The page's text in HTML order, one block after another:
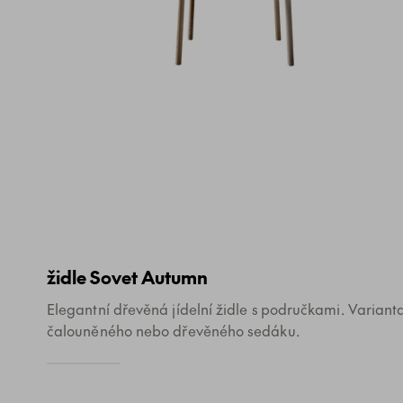
židle Sovet Autumn
Elegantní dřevěná jídelní židle s područkami.
čalouněného nebo dřevěného sedáku.